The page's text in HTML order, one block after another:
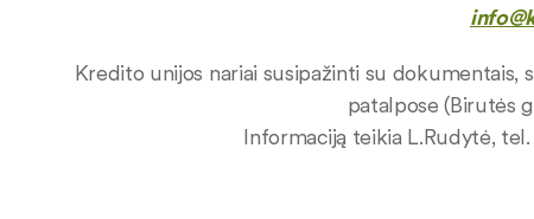
Kredito unijos nariai susipažinti su dokumentais,
patalpose (Birutės
Informaciją teikia L.Rudytė, tel.